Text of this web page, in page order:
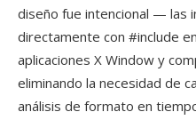
diseño fue intencional — las
directamente con #include
aplicaciones X Window y
eliminando la necesidad de
análisis de formato en